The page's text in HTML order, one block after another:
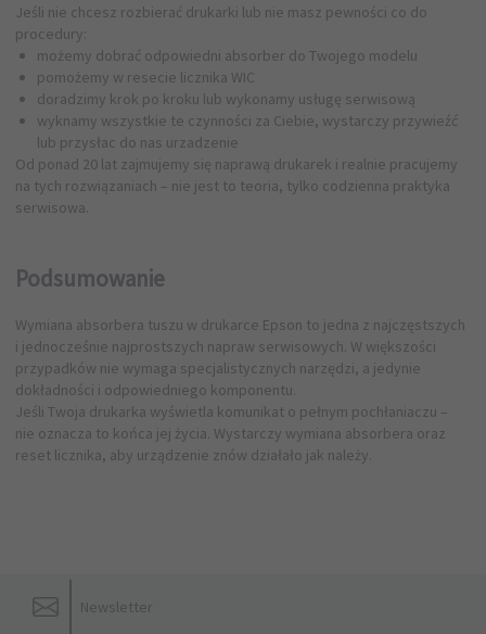
Jeśli nie chcesz rozbierać drukarki lub nie masz pewności co do
procedury:
możemy dobrać odpowiedni absorber do Twojego modelu
pomożemy w resecie licznika WIC
doradzimy krok po kroku lub wykonamy usługę serwisową
wyknamy wszystkie te czynności za Ciebie, wystarczy przywieźć
lub przysłac do nas urzadzenie
Od ponad 20 lat zajmujemy się naprawą drukarek i realnie pracujemy
na tych rozwiązaniach – nie jest to teoria, tylko codzienna praktyka
serwisowa.
Podsumowanie
Wymiana absorbera tuszu w drukarce Epson to jedna z najczęstszych
i jednocześnie najprostszych napraw serwisowych. W większości
przypadków nie wymaga specjalistycznych narzędzi, a jedynie
dokładności i odpowiedniego komponentu.
Jeśli Twoja drukarka wyświetla komunikat o pełnym pochłaniaczu –
nie oznacza to końca jej życia. Wystarczy wymiana absorbera oraz
reset licznika, aby urządzenie znów działało jak należy.
Newsletter